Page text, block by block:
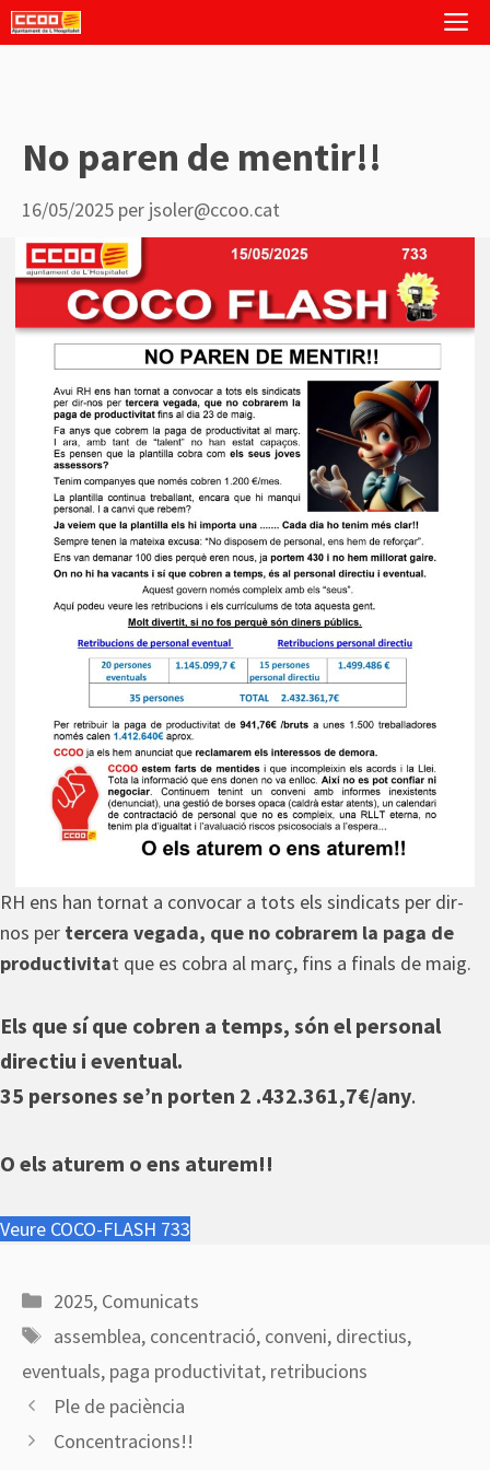
Vés
al
No paren de mentir!!
16/05/2025 per jsoler@ccoo.cat
RH ens han tornat a convocar a tots els sindicats per dir-
nos per tercera vegada, que no cobrarem la paga de
productivitat que es cobra al març, fins a finals de maig.
Els que sí que cobren a temps, són el personal
directiu i eventual.
35 persones se’n porten 2 .432.361,7€/any.
O els aturem o ens aturem!!
Veure COCO-FLASH 733
Categories
2025, Comunicats
Etiquetes
assemblea, concentració, conveni, directius,
eventuals, paga productivitat, retribucions
Ple de paciència
Concentracions!!